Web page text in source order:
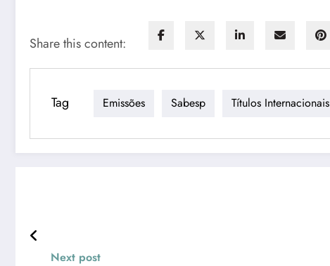
Share this content:
Tag Emissões Sabesp Títulos Internacionais
Next post